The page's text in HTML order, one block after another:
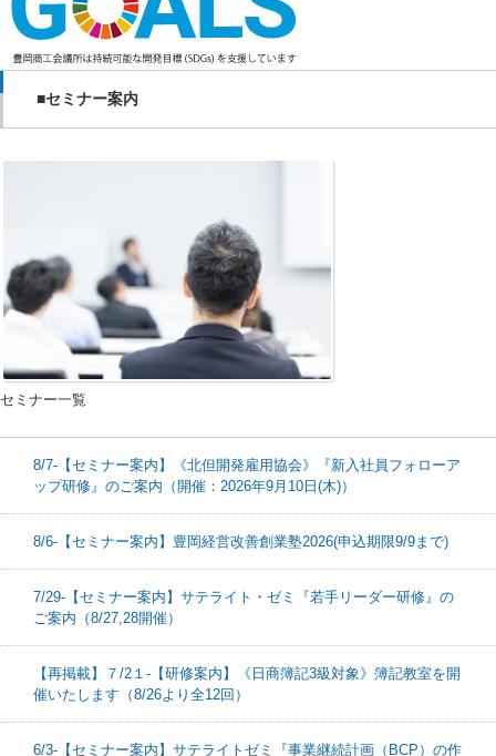
■セミナー案内
セミナー一覧
8/7-【セミナー案内】《北但開発雇用協会》『新入社員フォローア
ップ研修』のご案内（開催：2026年9月10日(木)）
8/6-【セミナー案内】豊岡経営改善創業塾2026(申込期限9/9まで)
7/29-【セミナー案内】サテライト・ゼミ『若手リーダー研修』の
ご案内（8/27,28開催）
【再掲載】７/2１-【研修案内】《日商簿記3級対象》簿記教室を開
催いたします（8/26より全12回）
6/3-【セミナー案内】サテライトゼミ『事業継続計画（BCP）の作